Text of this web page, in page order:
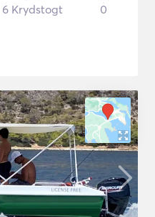
6 Krydstogt 0